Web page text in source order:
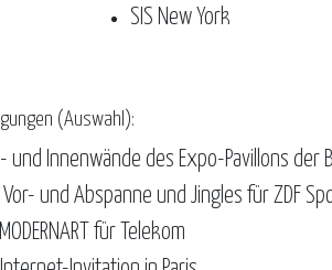
SIS New York
(Auswahl):
Innenwände des Expo-Pavillons der
und Abspanne und Jingles für ZDF
für Telekom